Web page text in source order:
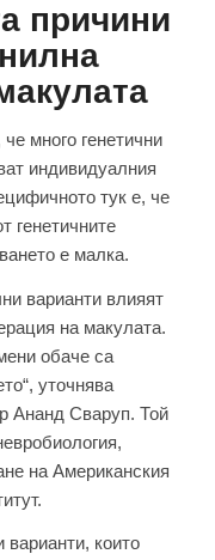
причини
много генетични
индивидуалния
тук е, че
генетичните
е малка.
варианти влияят
на макулата.
обаче са
уточнява
Ананд Сваруп. Той
на Американския
варианти, които